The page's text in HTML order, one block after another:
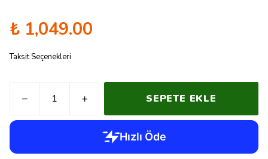
₺ 1,049.00
Taksit Seçenekleri
SEPETE EKLE